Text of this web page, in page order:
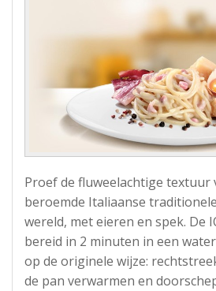
Proef de fluweelachtige textuur
beroemde Italiaanse
wereld, met eieren en spek. De
bereid in 2 minuten in een
op de originele wijze:
de pan verwarmen en